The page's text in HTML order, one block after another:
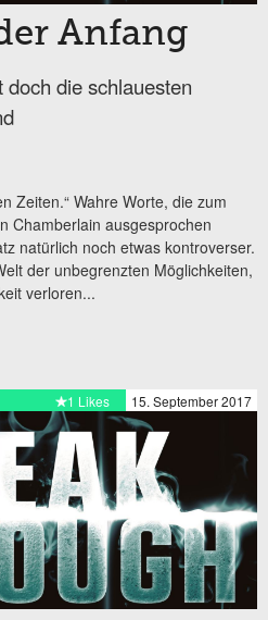
Anfang
die schlauesten
Zeiten.“ Wahre Worte, die zum
Chamberlain ausgesprochen
natürlich noch etwas kontroverser.
der unbegrenzten Möglichkeiten,
verloren...
15. September 2017
1 Likes